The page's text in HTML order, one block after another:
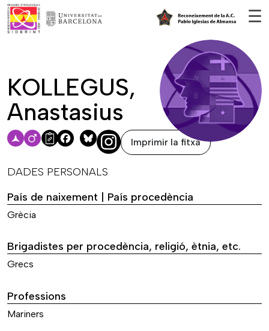
☰
KOLLEGUS,
Anastasius
Facebook
Bluesky Imprimir la fitxa
DADES PERSONALS
País de naixement | País procedència
Grècia
Brigadistes per procedència, religió, ètnia, etc.
Grecs
Professions
Mariners